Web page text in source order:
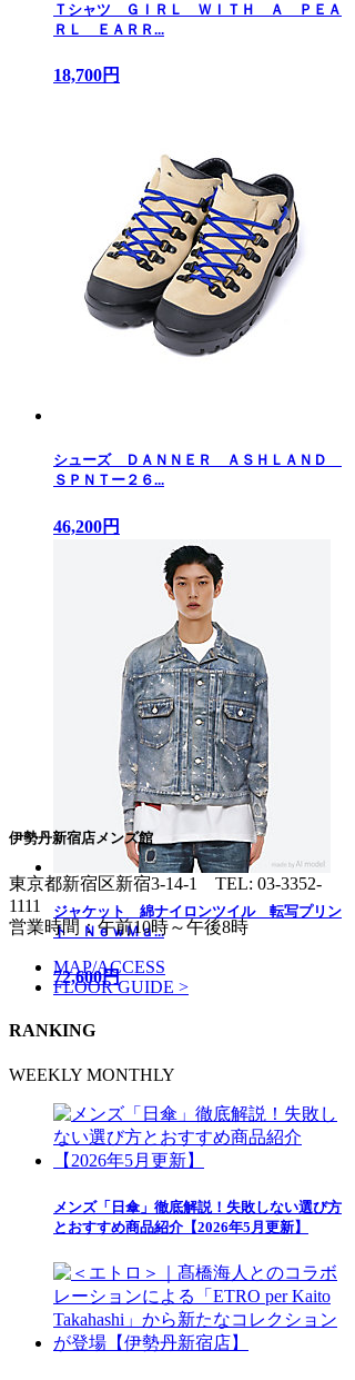
Ｔシャツ ＧＩＲＬ ＷＩＴＨ Ａ ＰＥＡ
ＲＬ ＥＡＲＲ...
18,700円
シューズ ＤＡＮＮＥＲ ＡＳＨＬＡＮＤ
ＳＰＮＴー２６...
46,200円
ジャケット 綿ナイロンツイル 転写プリン
ト ＮｅｗＭａ...
72,600円
伊勢丹新宿店メンズ館
東京都新宿区新宿3-14-1 TEL: 03-3352-
1111
営業時間：午前10時～午後8時
MAP/ACCESS
FLOOR GUIDE >
RANKING
WEEKLY MONTHLY
メンズ「日傘」徹底解説！失敗しない選び方
とおすすめ商品紹介【2026年5月更新】